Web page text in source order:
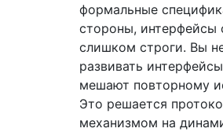
формальные
стороны, интерфейсы
слишком строги. Вы
развивать
мешают повторному
Это решается
механизмом на